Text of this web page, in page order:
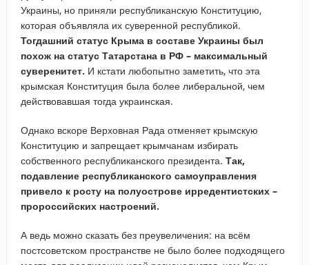
Украины, но приняли республиканскую Конституцию,
которая объявляла их суверенной республикой.
Тогдашний статус Крыма в составе Украины был
похож на статус Татарстана в РФ – максимальный
суверенитет. И кстати любопытно заметить, что эта
крымская Конституция была более либеральной, чем
действовавшая тогда украинская.
Однако вскоре Верховная Рада отменяет крымскую
Конституцию и запрещает крымчанам избирать
собственного республиканского президента. Так,
подавление республиканского самоуправления
привело к росту на полуострове ирредентистских –
пророссийских настроений.
А ведь можно сказать без преувеличения: на всём
постсоветском пространстве не было более подходящего